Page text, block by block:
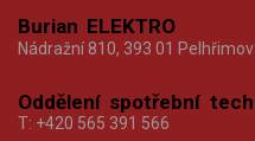
Burian ELEKTRO
Nádražní 810, 393 01 Pelhřimov
Oddělení spotřební
T: +420 565 391 566